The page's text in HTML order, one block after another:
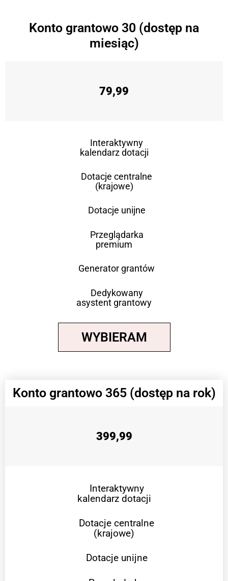
Konto grantowo 30 (dostęp na
miesiąc)
79,99
Interaktywny
kalendarz dotacji
Dotacje centralne
(krajowe)
Dotacje unijne
Przeglądarka
premium
Generator grantów
Dedykowany
asystent grantowy
WYBIERAM
Konto grantowo 365 (dostęp na rok)
399,99
Interaktywny
kalendarz dotacji
Dotacje centralne
(krajowe)
Dotacje unijne